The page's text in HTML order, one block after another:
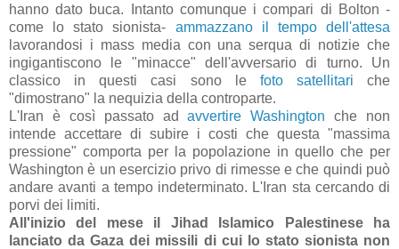
hanno dato buca. Intanto comunque i compari di Bolton -
come lo stato sionista- ammazzano il tempo dell'attesa
lavorandosi i mass media con una serqua di notizie che
ingigantiscono le "minacce" dell'avversario di turno. Un
classico in questi casi sono le foto satellitari che
"dimostrano" la nequizia della controparte.
L'Iran è così passato adavvertire Washington che non
intende accettare di subire i costi che questa "massima
pressione" comporta per la popolazione in quello che per
Washington è un esercizio privo di rimesse e che quindi può
andare avanti a tempo indeterminato. L'Iran sta cercando di
porvi dei limiti.
All'inizio del mese il Jihad Islamico Palestinese ha
lanciato da Gaza dei missili di cui lo stato sionista non